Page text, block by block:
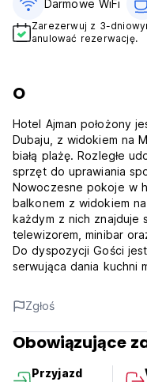
Darmowe WiFi
Zarezerwuj z 3-
anulować rezerwację.
O
Hotel Ajman położony
Dubaju, z widokiem na
białą plażę. Rozległe
sprzęt do uprawiania
Nowoczesne pokoje w
balkonem z widokiem
każdym z nich znajduje
telewizorem, minibar
Do dyspozycji Gości
serwująca dania kuchni
drzewnego i specjały
barze Rodeo odbywają
Obiekt oddalony jest o
miasta i muzeum Ajman
Mówimy w Twoim
Zgłoś
Obowiązujące
Przyjazd